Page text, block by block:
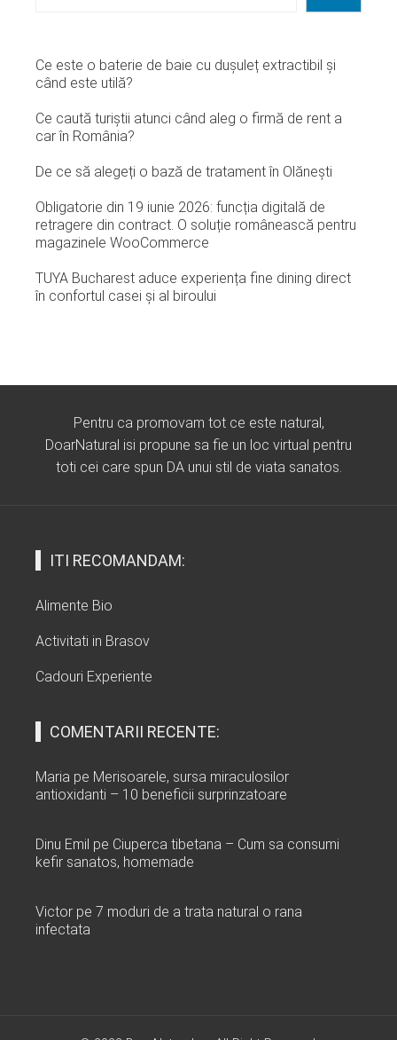
Ce este o baterie de baie cu dușuleț extractibil și
când este utilă?
Ce caută turiștii atunci când aleg o firmă de rent a
car în România?
De ce să alegeți o bază de tratament în Olănești
Obligatorie din 19 iunie 2026: funcția digitală de
retragere din contract. O soluție românească pentru
magazinele WooCommerce
TUYA Bucharest aduce experiența fine dining direct
în confortul casei și al biroului
Pentru ca promovam tot ce este natural,
DoarNatural isi propune sa fie un loc virtual pentru
toti cei care spun DA unui stil de viata sanatos.
ITI RECOMANDAM:
Alimente Bio
Activitati in Brasov
Cadouri Experiente
COMENTARII RECENTE:
Maria pe Merisoarele, sursa miraculosilor
antioxidanti – 10 beneficii surprinzatoare
Dinu Emil pe Ciuperca tibetana – Cum sa consumi
kefir sanatos, homemade
Victor pe 7 moduri de a trata natural o rana
infectata